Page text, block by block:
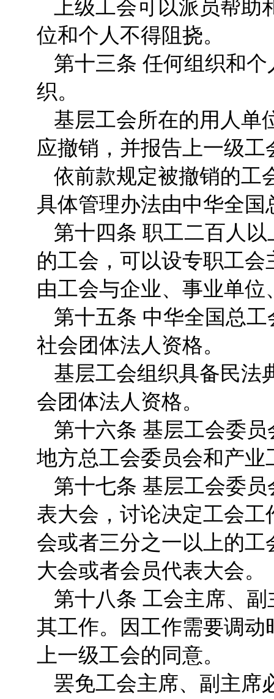
上级工会可以派员帮
位和个人不得阻挠。
第十三条 任何组织和
织。
基层工会所在的用人单
应撤销，并报告上一级工
依前款规定被撤销的工
具体管理办法由中华全国
第十四条 职工二百人
的工会，可以设专职工
由工会与企业、事业单
第十五条 中华全国总
社会团体法人资格。
基层工会组织具备民法
会团体法人资格。
第十六条 基层工会委
地方总工会委员会和产
第十七条 基层工会委
表大会，讨论决定工会
会或者三分之一以上的
大会或者会员代表大会。
第十八条 工会主席、
其工作。因工作需要调
上一级工会的同意。
罢免工会主席、副主席